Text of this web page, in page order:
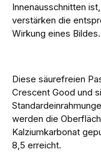
Innenausschnitten
verstärken die
Wirkung eines Bildes.
Diese säurefreien
Crescent Good und
werden die
Kalziumkarbonat
8,5 erreicht.